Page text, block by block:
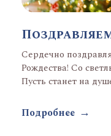
Сердечно
Рождества! Со
Подробнее